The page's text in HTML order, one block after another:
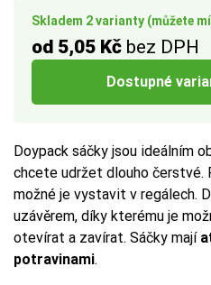
Skladem 2 varianty (můžete
od 5,05 Kč bez DPH
Dostupné
Doypack sáčky jsou ideálním
chcete udržet dlouho čerstvé.
možné je vystavit v regálech.
uzávěrem, díky kterému je
otevírat a zavírat. Sáčky mají
potravinami.